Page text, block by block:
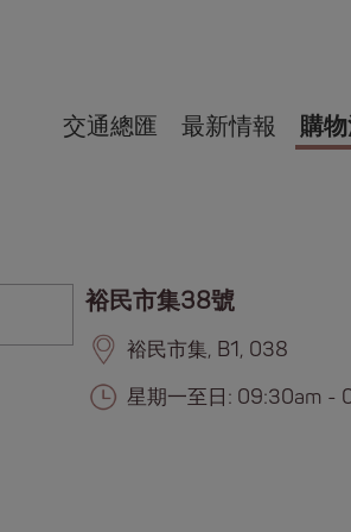
交通總匯 最新情報 購
裕民市集38號
裕民市集, B1, 038
星期一至日: 09:30am -